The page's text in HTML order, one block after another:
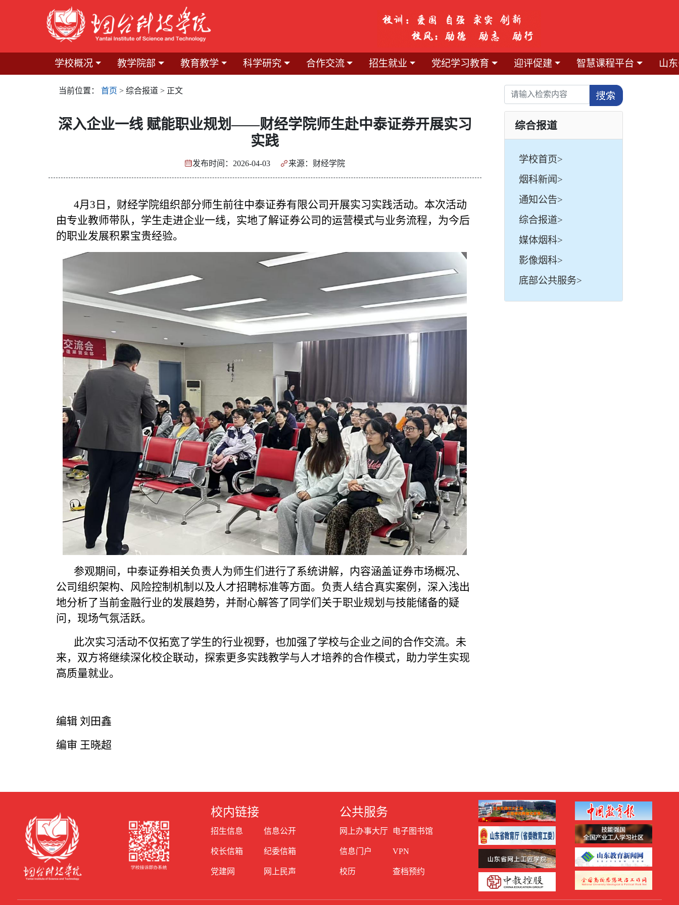
学校概况 教学院部 教育教学 科学研究 合作交流 招生就业 党纪学习教育 迎评促建 智慧课程平台 山
当前位置： 首页 > 综合报道 > 正文
深入企业一线 赋能职业规划——财经学院师生赴中泰证券开展实习
实践
发布时间：2026-04-03 来源：财经学院
4月3日，财经学院组织部分师生前往中泰证券有限公司开展实习实践活动。本次活动
由专业教师带队，学生走进企业一线，实地了解证券公司的运营模式与业务流程，为今后
的职业发展积累宝贵经验。
参观期间，中泰证券相关负责人为师生们进行了系统讲解，内容涵盖证券市场概况、
公司组织架构、风险控制机制以及人才招聘标准等方面。负责人结合真实案例，深入浅出
地分析了当前金融行业的发展趋势，并耐心解答了同学们关于职业规划与技能储备的疑
问，现场气氛活跃。
此次实习活动不仅拓宽了学生的行业视野，也加强了学校与企业之间的合作交流。未
来，双方将继续深化校企联动，探索更多实践教学与人才培养的合作模式，助力学生实现
高质量就业。
编辑 刘田鑫
编审 王晓超
综合报道
学校首页>
烟科新闻>
通知公告>
综合报道>
媒体烟科>
影像烟科>
底部公共服务>
校内链接
招生信息 信息公开
校长信箱 纪委信箱
党建网 网上民声
公共服务
网上办事大厅 电子图书馆
信息门户 VPN
校历 查档预约